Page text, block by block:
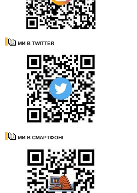
МИ В TWITTER
МИ В СМАРТФОНІ